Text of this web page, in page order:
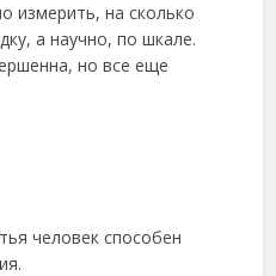
измерить, на сколько
а научно, по шкале.
но все еще
человек способен